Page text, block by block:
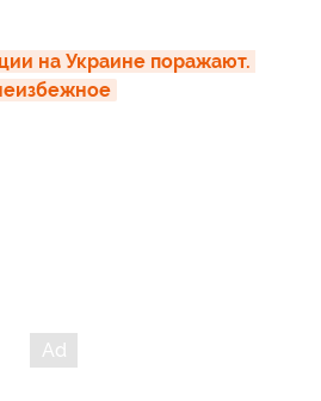
на Украине поражают.